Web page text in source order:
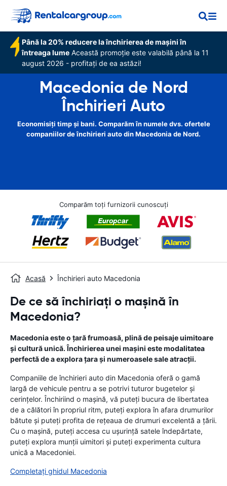
Până la 20% reducere la închirierea de mașini în
întreaga lume Această promoție este valabilă până la 11
august 2026 - profitați de ea astăzi!
Macedonia de Nord
Închirieri Auto
Economisiți timp și bani. Comparăm în numele dvs. ofertele
companiilor de închirieri auto din Macedonia de Nord.
Comparăm toți furnizorii cunoscuți
Acasă Închirieri auto Macedonia
De ce să închiriați o mașină în
Macedonia?
Macedonia este o țară frumoasă, plină de peisaje uimitoare
și cultură unică. Închirierea unei mașini este modalitatea
perfectă de a explora țara și numeroasele sale atracții.
Companiile de închirieri auto din Macedonia oferă o gamă
largă de vehicule pentru a se potrivi tuturor bugetelor și
cerințelor. Închiriind o mașină, vă puteți bucura de libertatea
de a călători în propriul ritm, puteți explora în afara drumurilor
bătute și puteți profita de rețeaua de drumuri excelentă a țării.
Cu o mașină, puteți accesa cu ușurință satele îndepărtate,
puteți explora munții uimitori și puteți experimenta cultura
unică a Macedoniei.
Completați ghidul Macedonia